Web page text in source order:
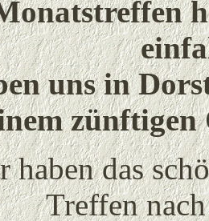
uns in
haben das
Treffen